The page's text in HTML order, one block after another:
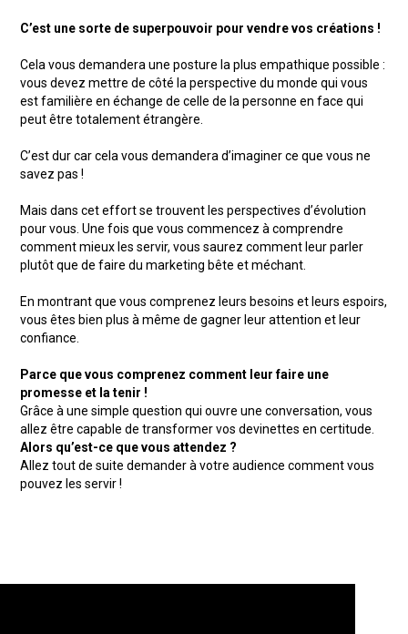
C’est une sorte de superpouvoir pour vendre vos créations !
Cela vous demandera une posture la plus empathique possible :
vous devez mettre de côté la perspective du monde qui vous
est familière en échange de celle de la personne en face qui
peut être totalement étrangère.
C’est dur car cela vous demandera d’imaginer ce que vous ne
savez pas !
Mais dans cet effort se trouvent les perspectives d’évolution
pour vous. Une fois que vous commencez à comprendre
comment mieux les servir, vous saurez comment leur parler
plutôt que de faire du marketing bête et méchant.
En montrant que vous comprenez leurs besoins et leurs espoirs,
vous êtes bien plus à même de gagner leur attention et leur
confiance.
Parce que vous comprenez comment leur faire une
promesse et la tenir !
Grâce à une simple question qui ouvre une conversation, vous
allez être capable de transformer vos devinettes en certitude.
Alors qu’est-ce que vous attendez ?
Allez tout de suite demander à votre audience comment vous
pouvez les servir !